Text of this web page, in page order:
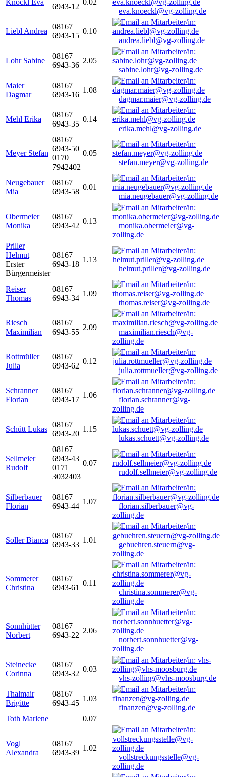
Knöckl Eva
6943-12
0.02
eva.knoeckl@vg-zolling.de
Liebl Andrea
08167
6943-15
0.10
andrea.liebl@vg-zolling.de
Lohr Sabine
08167
6943-36
2.05
sabine.lohr@vg-zolling.de
Maier
Dagmar
08167
6943-16
1.08
dagmar.maier@vg-zolling.de
Mehl Erika
08167
6943-35
0.14
erika.mehl@vg-zolling.de
Meyer Stefan
08167
6943-50
0170
7942402
0.05
stefan.meyer@vg-zolling.de
Neugebauer
Mia
08167
6943-58
0.01
mia.neugebauer@vg-zolling.de
Obermeier
Monika
08167
6943-42
0.13
monika.obermeier@vg-
zolling.de
Priller
Helmut
Erster
Bürgermeister
08167
6943-18
1.13
helmut.priller@vg-zolling.de
Reiser
Thomas
08167
6943-34
1.09
thomas.reiser@vg-zolling.de
Riesch
Maximilian
08167
6943-55
2.09
maximilian.riesch@vg-
zolling.de
Rottmüller
Julia
08167
6943-62
0.12
julia.rottmueller@vg-zolling.de
Schranner
Florian
08167
6943-17
1.06
florian.schranner@vg-
zolling.de
Schütt Lukas
08167
6943-20
1.15
lukas.schuett@vg-zolling.de
Sellmeier
Rudolf
08167
6943-43
0171
3032403
0.07
rudolf.sellmeier@vg-zolling.de
Silberbauer
Florian
08167
6943-44
1.07
florian.silberbauer@vg-
zolling.de
Soller Bianca
08167
6943-33
1.01
gebuehren.steuern@vg-
zolling.de
Sommerer
Christina
08167
6943-61
0.11
christina.sommerer@vg-
zolling.de
Sonnhütter
Norbert
08167
6943-22
2.06
norbert.sonnhuetter@vg-
zolling.de
Steinecke
Corinna
08167
6943-32
0.03
vhs-zolling@vhs-moosburg.de
Thalmair
Brigitte
08167
6943-45
1.03
finanzen@vg-zolling.de
Toth Marlene
0.07
Vogl
Alexandra
08167
6943-39
1.02
vollstreckungsstelle@vg-
zolling.de